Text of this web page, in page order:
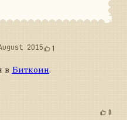
2015 1
в Биткоин.
0